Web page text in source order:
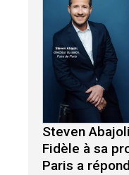
Steven
Fidèle à sa
Paris a